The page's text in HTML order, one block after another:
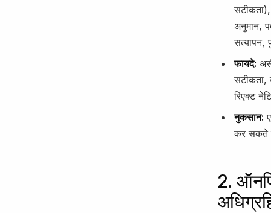
अनुमान,
सत्यापन,
फायदे:
रिएक्ट
नुकसान:
कर सकते
2.